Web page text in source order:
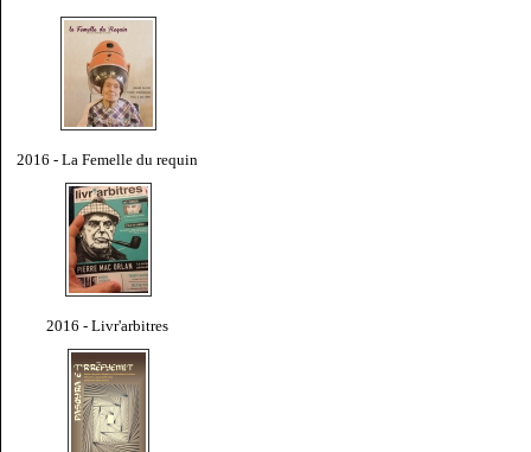
2016 - La Femelle du requin
2016 - Livr'arbitres